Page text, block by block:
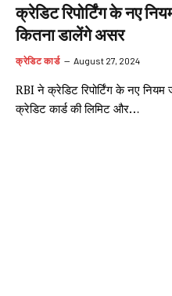
क्रेडिट रिपोर्टिंग के नए
कितना डालेंगे असर
क्रेडिट कार्ड August 27, 2024
RBI ने क्रेडिट रिपोर्टिंग के नए
क्रेडिट कार्ड की लिमिट और…